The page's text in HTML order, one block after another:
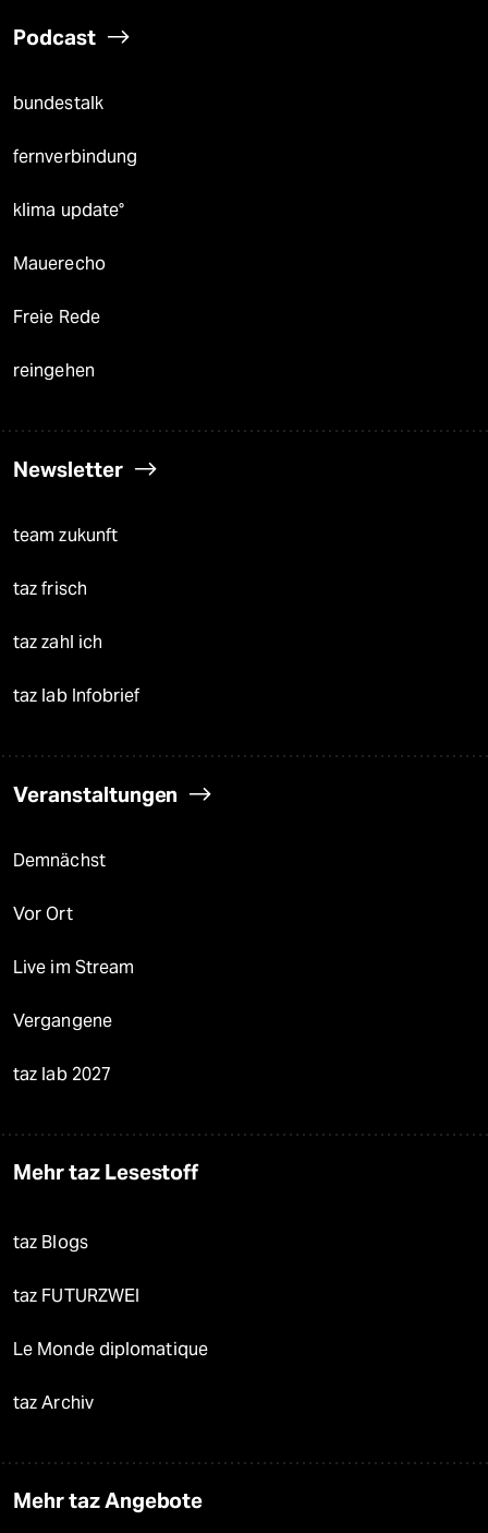
Podcast
bundestalk
fernverbindung
klima update°
Mauerecho
Freie Rede
reingehen
Newsletter
team zukunft
taz frisch
taz zahl ich
taz lab Infobrief
Veranstaltungen
Demnächst
Vor Ort
Live im Stream
Vergangene
taz lab 2027
Mehr taz Lesestoff
taz Blogs
taz FUTURZWEI
Le Monde diplomatique
taz Archiv
Mehr taz Angebote